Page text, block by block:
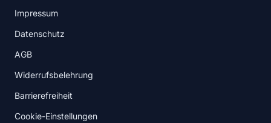
Impressum
Datenschutz
AGB
Widerrufsbelehrung
Barrierefreiheit
Cookie-Einstellungen